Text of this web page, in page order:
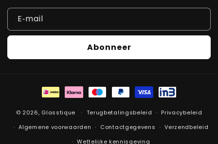
E‑mail
Abonneer
Betaalmethoden
© 2026, Glasstique Terugbetalingsbeleid
Privacybeleid
Algemene voorwaarden
Contactgegevens
Verzendbeleid
Wettelijke kennisgeving